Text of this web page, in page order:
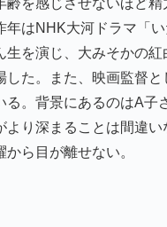
齢を感じさせないほど精
年はNHK大河ドラマ「
生を演じ、大みそかの紅
した。また、映画監督と
る。背景にあるのはA子
より深まることは間違い
ら目が離せない。